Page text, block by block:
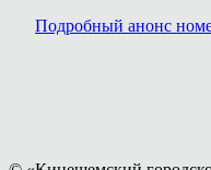
Подробный анонс